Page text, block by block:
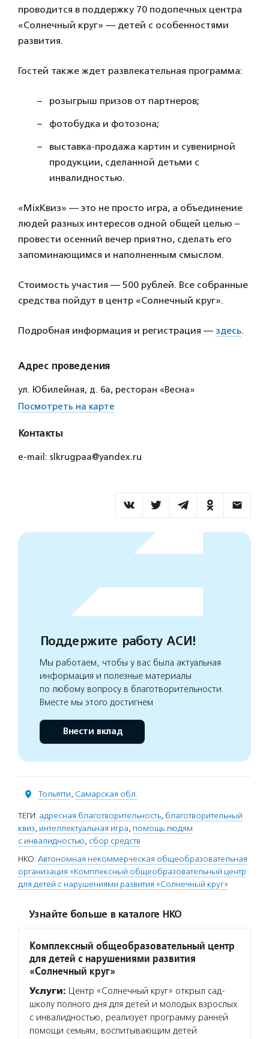
проводится в поддержку 70 подопечных центра
«Солнечный круг» — детей с особенностями
развития.
Гостей также ждет развлекательная программа:
розыгрыш призов от партнеров;
фотобудка и фотозона;
выставка-продажа картин и сувенирной
продукции, сделанной детьми с
инвалидностью.
«MixКвиз» — это не просто игра, а объединение
людей разных интересов одной общей целью –
провести осенний вечер приятно, сделать его
запоминающимся и наполненным смыслом.
Стоимость участия — 500 рублей. Все собранные
средства пойдут в центр «Солнечный круг».
Подробная информация и регистрация — здесь.
Адрес проведения
ул. Юбилейная, д. 6а, ресторан «Весна»
Посмотреть на карте
Контакты
e-mail: slkrugpaa@yandex.ru
Поддержите работу АСИ!
Мы работаем, чтобы у вас была актуальная
информация и полезные материалы
по любому вопросу в благотворительности.
Вместе мы этого достигнем
Внести вклад
Тольятти, Самарская обл.
ТЕГИ: адресная благотворительность, благотворительный
квиз, интеллектуальная игра, помощь людям
с инвалидностью, сбор средств
НКО: Автономная некоммерческая общеобразовательная
организация «Комплексный общеобразовательный центр
для детей с нарушениями развития «Солнечный круг»
Узнайте больше в каталоге НКО
Комплексный общеобразовательный центр
для детей с нарушениями развития
«Солнечный круг»
Услуги: Центр «Солнечный круг» открыл сад-
школу полного дня для детей и молодых взрослых
с инвалидностью, реализует программу ранней
помощи семьям, воспитывающим детей